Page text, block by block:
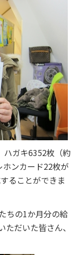
ハガキ6352枚（約
ンカード22枚が
ることができま
ちの1か月分の給
だいた皆さん、